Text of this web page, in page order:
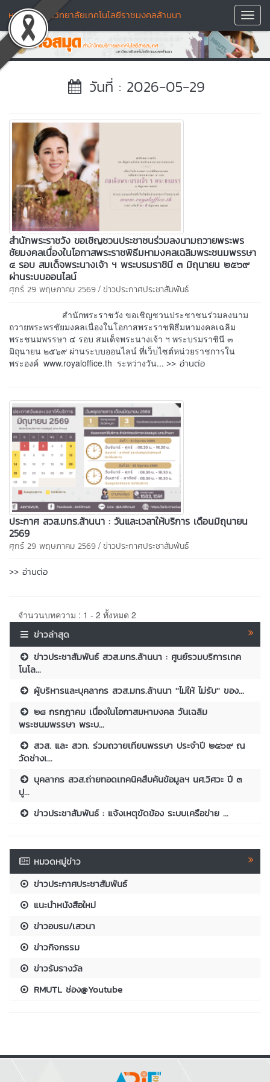
หอสมุด มหาวิทยาลัยเทคโนโลยีราชมงคลล้านนา
วันที่ : 2026-05-29
สำนักพระราชวัง ขอเชิญชวนประชาชนร่วมลงนามถวายพระพร
ชัยมงคลเนื่องในโอกาสพระราชพิธีมหามงคลเฉลิมพระชนมพรรษา
๔ รอบ สมเด็จพระนางเจ้า ฯ พระบรมราชินี ๓ มิถุนายน ๒๕๖๙
ผ่านระบบออนไลน์
ศุกร์ 29 พฤษภาคม 2569 / ข่าวประกาศประชาสัมพันธ์
สำนักพระราชวัง ขอเชิญชวนประชาชนร่วมลงนาม
ถวายพระพรชัยมงคลเนื่องในโอกาสพระราชพิธีมหามงคลเฉลิม
พระชนมพรรษา ๔ รอบ สมเด็จพระนางเจ้า ฯ พระบรมราชินี ๓
มิถุนายน ๒๕๖๙ ผ่านระบบออนไลน์ ที่เว็บไซต์หน่วยราชการใน
พระองค์ www.royaloffice.th ระหว่างวัน... >> อ่านต่อ
ประกาศ สวส.มทร.ล้านนา : วันและเวลาให้บริการ เดือนมิถุนายน
2569
ศุกร์ 29 พฤษภาคม 2569 / ข่าวประกาศประชาสัมพันธ์
>> อ่านต่อ
จำนวนบทความ : 1 - 2 ทั้งหมด 2
ข่าวล่าสุด
ข่าวประชาสัมพันธ์ สวส.มทร.ล้านนา : ศูนย์รวมบริการเทค
โนโล...
ผู้บริหารและบุคลากร สวส.มทร.ล้านนา ''ไม่ให้ ไม่รับ'' ของ...
๒๘ กรกฎาคม เนื่องในโอกาสมหามงคล วันเฉลิม
พระชนมพรรษา พระบ...
สวส. และ สวท. ร่วมถวายเทียนพรรษา ประจำปี ๒๕๖๙ ณ
วัดช่างเ...
บุคลากร สวส.ถ่ายทอดเทคนิคสืบค้นข้อมูลฯ นศ.วิศวะ ปี ๓
ปู...
ข่าวประชาสัมพันธ์ : แจ้งเหตุขัดข้อง ระบบเครือข่าย ...
หมวดหมู่ข่าว
ข่าวประกาศประชาสัมพันธ์
แนะนำหนังสือใหม่
ข่าวอบรม/เสวนา
ข่าวกิจกรรม
ข่าวรับรางวัล
RMUTL ช่อง@Youtube